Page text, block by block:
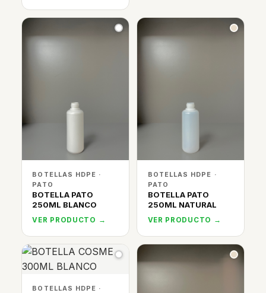
BOTELLAS HDPE ·
PATO
BOTELLA PATO
250ML BLANCO
VER PRODUCTO →
BOTELLAS HDPE ·
PATO
BOTELLA PATO
250ML NATURAL
VER PRODUCTO →
BOTELLAS HDPE ·